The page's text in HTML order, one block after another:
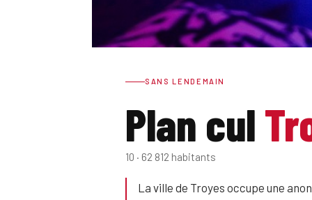
SANS LENDEMAIN
Plan cul
10 · 62 812 habitants
La ville de Troyes occupe une